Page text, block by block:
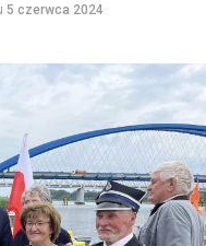
5 czerwca 2024